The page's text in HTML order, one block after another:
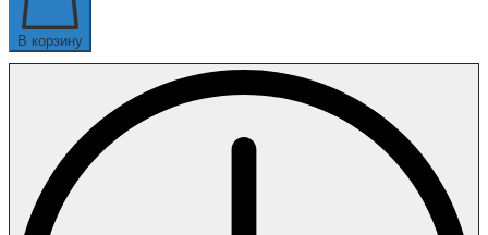
В корзину